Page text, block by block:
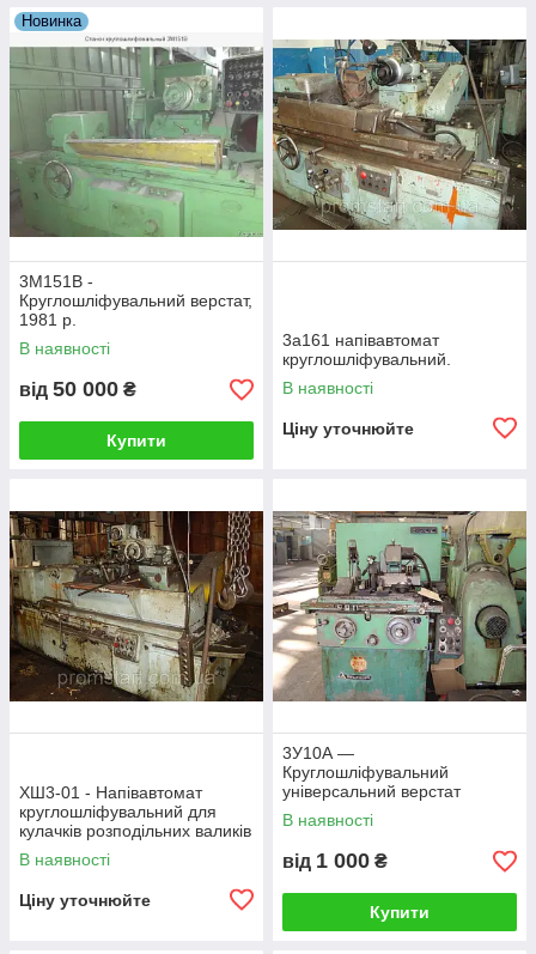
Новинка
3М151В -
Круглошліфувальний верстат,
1981 р.
В наявності
від 50 000 ₴
Купити
3а161 напівавтомат
круглошліфувальний.
В наявності
Ціну уточнюйте
ХШ3-01 - Напівавтомат
круглошліфувальний для
кулачків розподільних валиків
В наявності
Ціну уточнюйте
3У10А —
Круглошліфувальний
універсальний верстат
В наявності
від 1 000 ₴
Купити